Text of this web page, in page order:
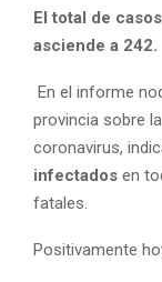
El total de
asciende a 242.
En el informe
provincia sobre
coronavirus,
infectados en
fatales.
Positivamente